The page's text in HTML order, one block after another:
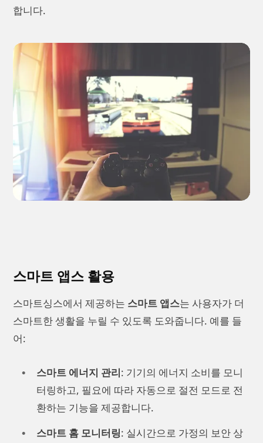
합니다.
스마트 앱스 활용
스마트싱스에서 제공하는 스마트 앱스는 사용자가 더
스마트한 생활을 누릴 수 있도록 도와줍니다. 예를 들
어:
스마트 에너지 관리: 기기의 에너지 소비를 모니
터링하고, 필요에 따라 자동으로 절전 모드로 전
환하는 기능을 제공합니다.
스마트 홈 모니터링: 실시간으로 가정의 보안 상